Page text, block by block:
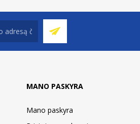
MANO PASKYRA
Mano paskyra